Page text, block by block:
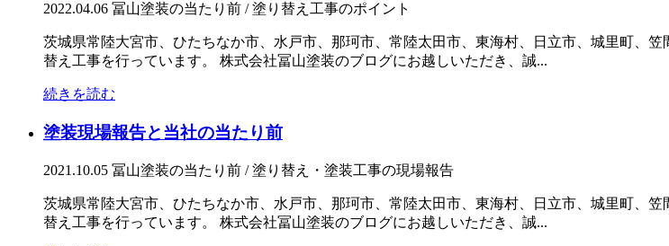
2022.04.06 冨山塗装の当たり前 / 塗り替え工事のポイント
茨城県常陸大宮市、ひたちなか市、水戸市、那珂市、常陸太田市、東海村、日立市、城里町、
替え工事を行っています。 株式会社冨山塗装のブログにお越しいただき、誠...
続きを読む
塗装現場報告と当社の当たり前
2021.10.05 冨山塗装の当たり前 / 塗り替え・塗装工事の現場報告
茨城県常陸大宮市、ひたちなか市、水戸市、那珂市、常陸太田市、東海村、日立市、城里町、
替え工事を行っています。 株式会社冨山塗装のブログにお越しいただき、誠...